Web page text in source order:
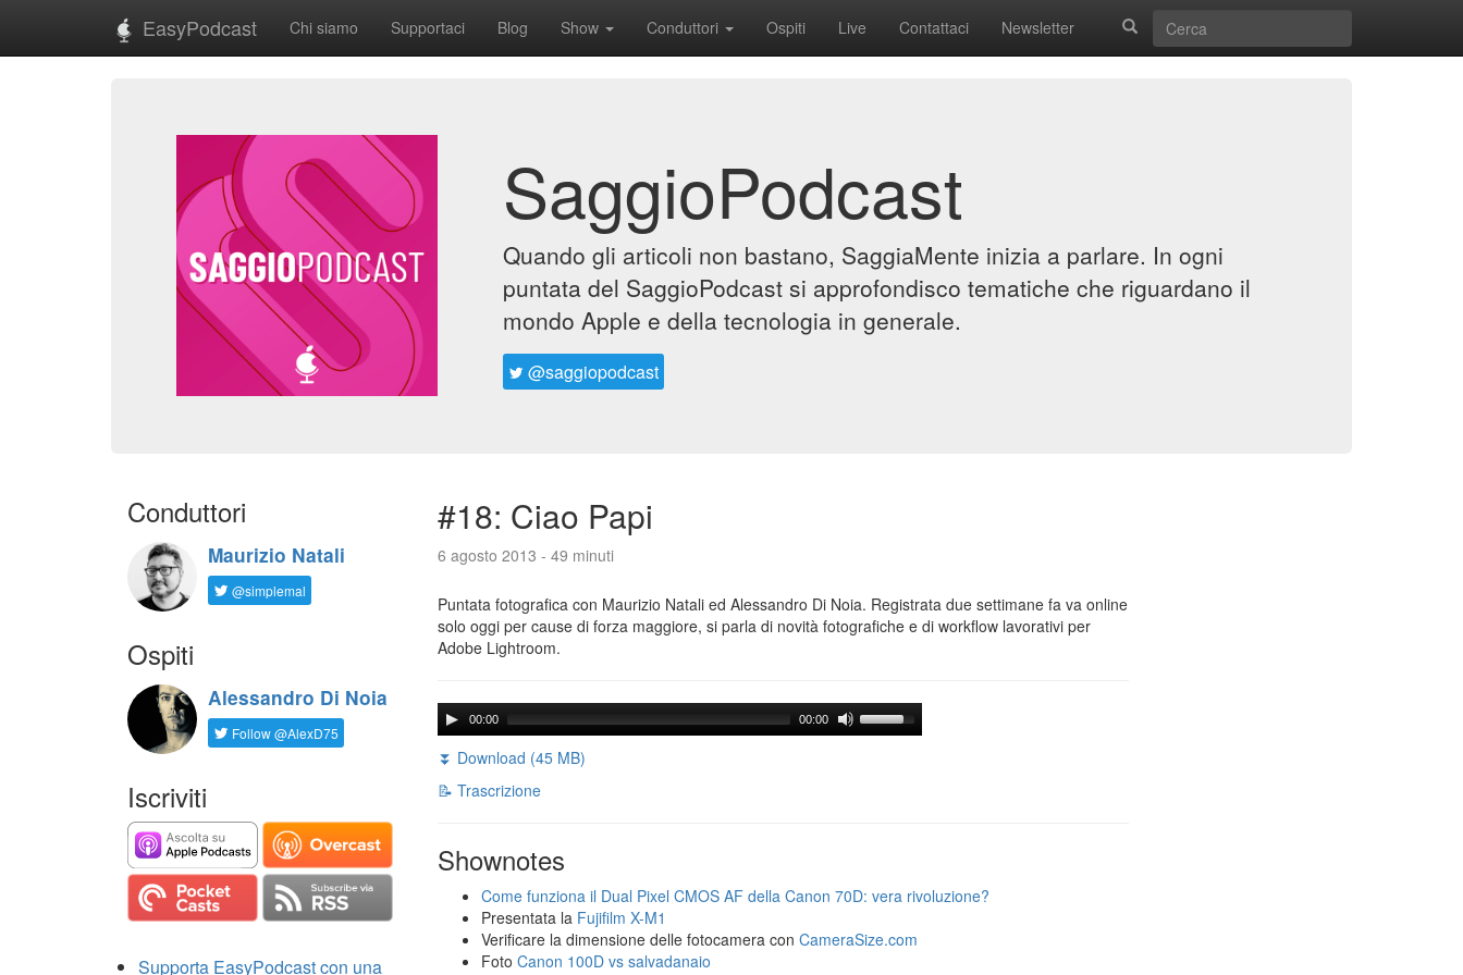
EasyPodcast Chi siamo Supportaci Blog Show Conduttori Ospiti Live Contattaci Newsletter
SaggioPodcast
Quando gli articoli non bastano, SaggiaMente inizia a parlare. In ogni
puntata del SaggioPodcast si approfondisco tematiche che riguardano il
mondo Apple e della tecnologia in generale.
@saggiopodcast
Conduttori
Maurizio Natali
@simplemal
Ospiti
Alessandro Di Noia
Follow @AlexD75
Iscriviti
Supporta EasyPodcast con una
#18: Ciao Papi
6 agosto 2013 - 49 minuti
Puntata fotografica con Maurizio Natali ed Alessandro Di Noia. Registrata due settimane fa va online
solo oggi per cause di forza maggiore, si parla di novità fotografiche e di workflow lavorativi per
Adobe Lightroom.
00:00 00:00
⏬ Download (45 MB)
📝 Trascrizione
Shownotes
Come funziona il Dual Pixel CMOS AF della Canon 70D: vera rivoluzione?
Presentata la Fujifilm X-M1
Verificare la dimensione delle fotocamera con CameraSize.com
Foto Canon 100D vs salvadanaio